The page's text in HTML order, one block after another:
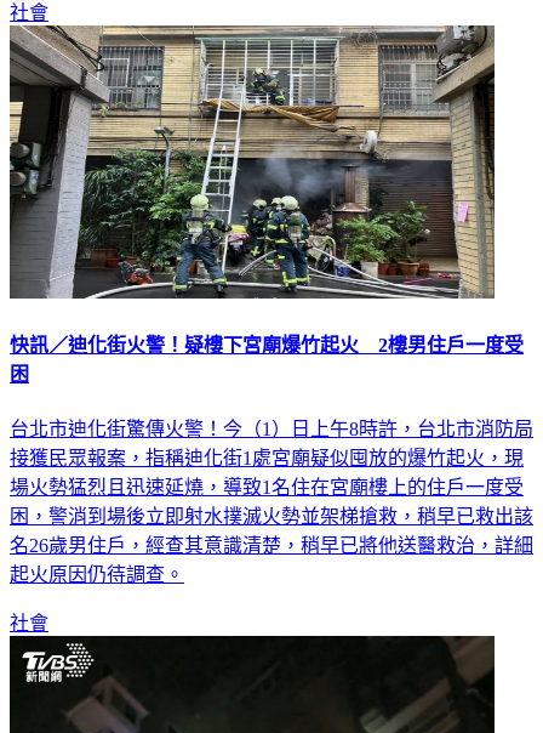
社會
快訊／迪化街火警！疑樓下宮廟爆竹起火 2樓男住戶一度受
困
台北市迪化街驚傳火警！今（1）日上午8時許，台北市消防局
接獲民眾報案，指稱迪化街1處宮廟疑似囤放的爆竹起火，現
場火勢猛烈且迅速延燒，導致1名住在宮廟樓上的住戶一度受
困，警消到場後立即射水撲滅火勢並架梯搶救，稍早已救出該
名26歲男住戶，經查其意識清楚，稍早已將他送醫救治，詳細
起火原因仍待調查。
社會